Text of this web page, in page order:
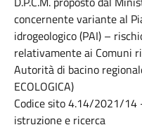
concernente variante al
idrogeologico (PAI) –
relativamente ai Comuni
Autorità di bacino
ECOLOGICA)
Codice sito 4.14/2021/
istruzione e ricerca